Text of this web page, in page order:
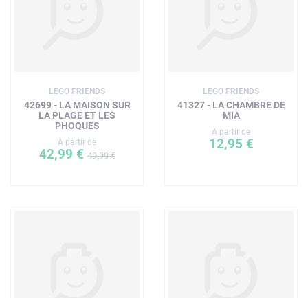
LEGO FRIENDS
42699 - LA MAISON SUR
LA PLAGE ET LES
PHOQUES
A partir de
42,99 €49,99 €
LEGO FRIENDS
41327 - LA CHAMBRE DE
MIA
A partir de
12,95 €